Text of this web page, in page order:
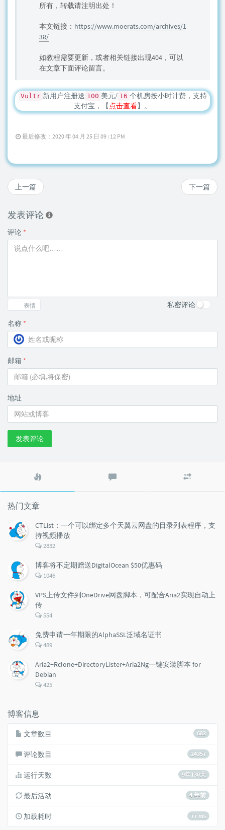
所有，转载请注明出处！
本文链接： https://www.moerats.com/archives/1
38/
如教程需要更新，或者相关链接出现404，可以
在文章下面评论留言。
Vultr 新用户注册送 100 美元/ 16 个机房按小时计费，支持
支付宝，【点击查看】。
最后修改：2020 年 04 月 25 日 09 : 12 PM
下一篇
上一篇
发表评论
评论 *
表情 私密评论
名称 *
邮箱 *
地址
发表评论
文
评
文
热门文章
CTList：一个可以绑定多个天翼云网盘的目录列表程序，支
持视频播放
评
数：
2832
博客将不定期赠送DigitalOcean $50优惠码
评
数：
1046
VPS上传文件到OneDrive网盘脚本，可配合Aria2实现自动上
传
评
数：
554
免费申请一年期限的AlphaSSL泛域名证书
评
数：
489
Aria2+Rclone+DirectoryLister+Aria2Ng一键安装脚本 for
Debian
评
425
博客信息
683
文章数目
24357
评论数目
9年130天
运行天数
4 年前
最后活动
77 ms
加载耗时